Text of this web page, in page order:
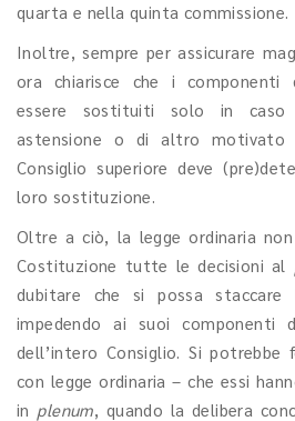
quarta e nella quinta commissione.
Inoltre, sempre per assicurare
ora chiarisce che i componenti
essere sostituiti solo in caso
astensione o di altro motivato
Consiglio superiore deve
loro sostituzione.
Oltre a ciò, la legge ordinaria
Costituzione tutte le decisioni al
dubitare che si possa staccare
impedendo ai suoi componenti
dell’intero Consiglio. Si potrebbe
con legge ordinaria – che essi
in plenum, quando la delibera